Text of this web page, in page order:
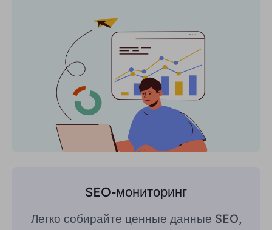
SEO-мониторинг
Легко собирайте ценные данные SEO,